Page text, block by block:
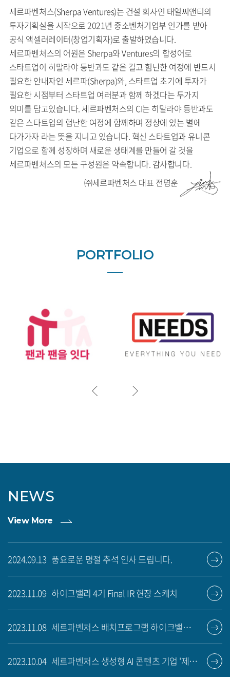
세르파벤처스(Sherpa Ventures)는 건설 회사인 태일씨앤티의
투자기획실을 시작으로 2021년 중소벤처기업부 인가를 받아
공식 액셀러레이터(창업기획자)로 출발하였습니다.
세르파벤처스의 어원은 Sherpa와 Ventures의 합성어로
스타트업이 히말라야 등반과도 같은 길고 험난한 여정에 반드시
필요한 안내자인 세르파(Sherpa)와, 스타트업 초기에 투자가
필요한 시점부터 스타트업 여러분과 함께 하겠다는 두가지
의미를 담고있습니다. 세르파벤처스의 CI는 히말라야 등반과도
같은 스타트업의 험난한 여정에 함께하며 정상에 있는 별에
다가가자 라는 뜻을 지니고 있습니다. 혁신 스타트업과 유니콘
기업으로 함께 성장하며 새로운 생태계를 만들어 갈 것을
세르파벤처스의 모든 구성원은 약속합니다. 감사합니다.
㈜세르파벤처스 대표 전명훈
PORTFOLIO
NEWS
View More
2024.09.13 풍요로운 명절 추석 인사 드립니다.
2023.11.09 하이크밸리 4기 Final IR 현장 스케치
2023.11.08 세르파벤처스 배치프로그램 하이크밸리 4기 소개 영상
2023.10.04 세르파벤처스 생성형 AI 콘텐츠 기업 '제이엘 스탠다드에 프리A' 투자